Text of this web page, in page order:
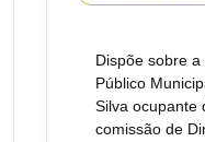
Dispõe sobre
Público
Silva ocupante
comissão de